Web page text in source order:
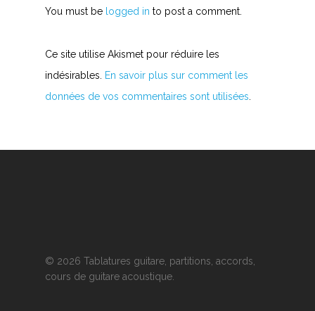
You must be logged in to post a comment.
Ce site utilise Akismet pour réduire les
indésirables.
En savoir plus sur comment les
données de vos commentaires sont utilisées
© 2026 Tablatures guitare, partitions, accords,
cours de guitare acoustique.